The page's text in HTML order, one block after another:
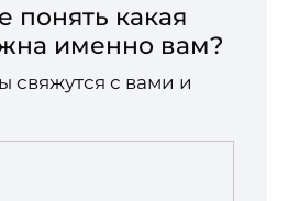
понять какая
именно вам?
с вами и